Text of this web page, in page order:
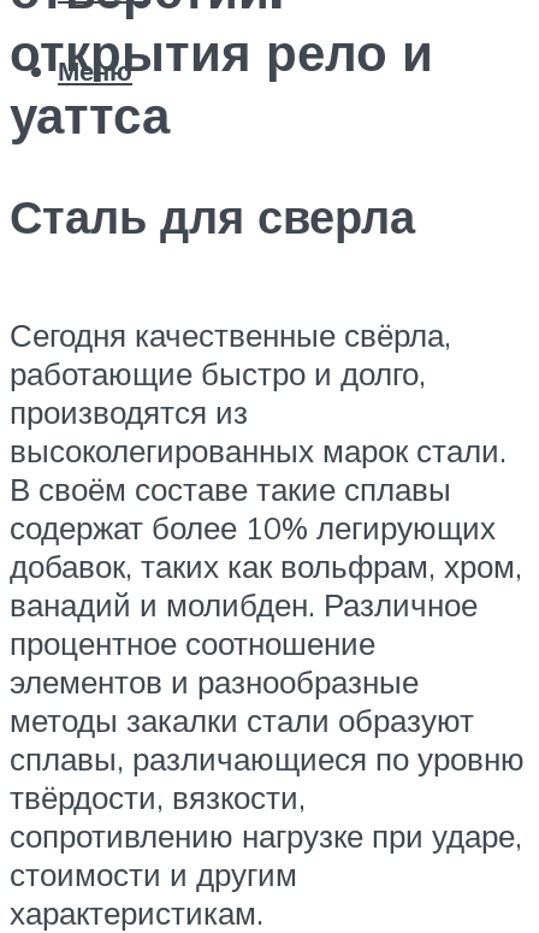
Меню
открытия рело и
уаттса
Сталь для сверла
Сегодня качественные свёрла,
работающие быстро и долго,
производятся из
высоколегированных марок стали.
В своём составе такие сплавы
содержат более 10% легирующих
добавок, таких как вольфрам, хром,
ванадий и молибден. Различное
процентное соотношение
элементов и разнообразные
методы закалки стали образуют
сплавы, различающиеся по уровню
твёрдости, вязкости,
сопротивлению нагрузке при ударе,
стоимости и другим
характеристикам.